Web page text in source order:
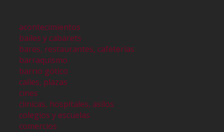
acontecimientos
bailes y cabarets
bares, restaurantes, cafeterías
barraquismo
barrio gótico
calles, plazas
cines
clinicas, hospitales, asilos
colegios y escuelas
comercios